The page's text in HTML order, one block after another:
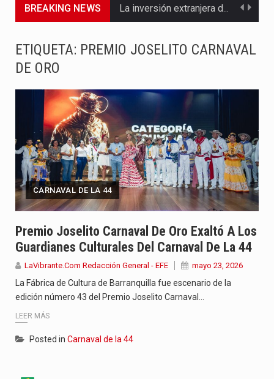
BREAKING NEWS La inversión extranjera directa en Colombia comenzó a dar señales…
A pocas horas del cambio de gobierno, el equipo de…
Si eres un trader que prefiere lidiar con condiciones de…
Saber cómo borrar el historial de operaciones en MT4 es…
Jhon Arias continúa consolidándose como una de las grandes figuras…
La cantautora venezolana Joaquina vuelve a sorprender a sus seguidores…
La investigación por la muerte de Kevin Arley Acosta Pico,…
ETIQUETA: PREMIO JOSELITO CARNAVAL
DE ORO
CARNAVAL DE LA 44
Premio Joselito Carnaval De Oro Exaltó A Los
Guardianes Culturales Del Carnaval De La 44
LaVibrante.Com Redacción General - EFE mayo 23, 2026
La Fábrica de Cultura de Barranquilla fue escenario de la
edición número 43 del Premio Joselito Carnaval…
LEER MÁS
Posted in Carnaval de la 44